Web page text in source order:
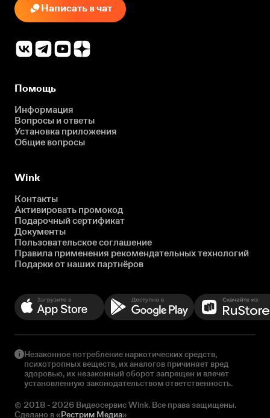
Написать в чат
Помощь
Информация
Вопросы и ответы
Установка приложения
Общие вопросы
Wink
Контакты
Активировать промокод
Подарочный сертификат
Документы
Пользовательское соглашение
Правила применения рекомендательных технологий
Подарки от наших партнёров
Незаконное потребление наркотических средств,
психотропных веществ, их аналогов причиняет вред
здоровью, их незаконный оборот запрещен и влечет
установленную законодательством ответственность.
© 2018 - 2026 Видеосервис Wink. Все права защищены.
Сделано в «Рестрим Медиа»